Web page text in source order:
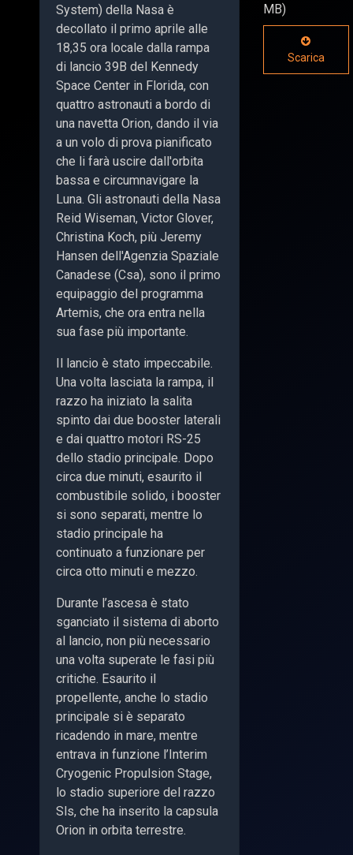
System) della Nasa è
decollato il primo aprile alle
18,35 ora locale dalla rampa
di lancio 39B del Kennedy
Space Center in Florida, con
quattro astronauti a bordo di
una navetta Orion, dando il via
a un volo di prova pianificato
che li farà uscire dall'orbita
bassa e circumnavigare la
Luna. Gli astronauti della Nasa
Reid Wiseman, Victor Glover,
Christina Koch, più Jeremy
Hansen dell'Agenzia Spaziale
Canadese (Csa), sono il primo
equipaggio del programma
Artemis, che ora entra nella
sua fase più importante.
Il lancio è stato impeccabile.
Una volta lasciata la rampa, il
razzo ha iniziato la salita
spinto dai due booster laterali
e dai quattro motori RS-25
dello stadio principale. Dopo
circa due minuti, esaurito il
combustibile solido, i booster
si sono separati, mentre lo
stadio principale ha
continuato a funzionare per
circa otto minuti e mezzo.
Durante l’ascesa è stato
sganciato il sistema di aborto
al lancio, non più necessario
una volta superate le fasi più
critiche. Esaurito il
propellente, anche lo stadio
principale si è separato
ricadendo in mare, mentre
entrava in funzione l’Interim
Cryogenic Propulsion Stage,
lo stadio superiore del razzo
Sls, che ha inserito la capsula
Orion in orbita terrestre.
MB)
Scarica